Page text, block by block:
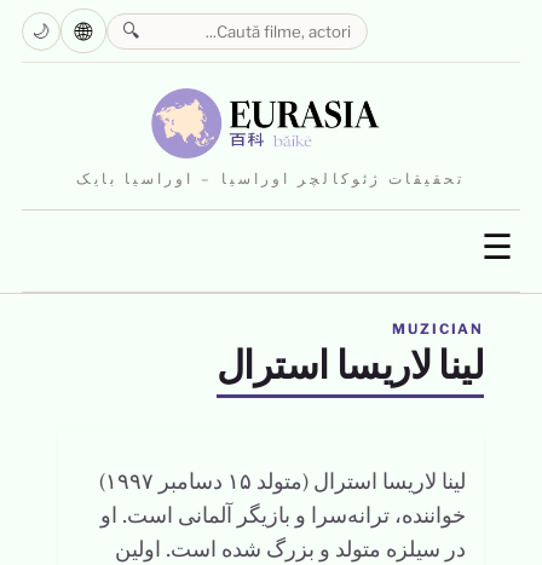
تحقیقات ژئوکالچر اوراسیا – اوراسیا بایک
☰
🔍
🌐
🌙
MUZICIAN
لینا لاریسا استرال
لینا لاریسا استرال (متولد ۱۵ دسامبر ۱۹۹۷)
خواننده، ترانه‌سرا و بازیگر آلمانی است. او
در سیلزه متولد و بزرگ شده است. اولین